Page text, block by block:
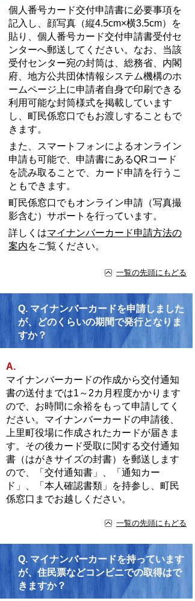
個人番号カード交付申請書に必要事項を
記入し、顔写真（縦4.5cm×横3.5cm）を
貼り、個人番号カード交付申請書受付セ
ンターへ郵送してください。なお、当該
受付センター宛の封筒は、総務省、内閣
府、地方公共団体情報システム機構のホ
ームページ上に申請者自身で印刷できる
利用可能な封筒様式を掲載しています
し、町民係窓口でもお渡しすることもで
きます。
また、スマートフォンによるオンライン
申請も可能で、申請書にあるQRコード
を読み取ることで、カード申請を行うこ
ともできます。
町民係窓口でもオンライン申請（写真撮
影含む）サポートを行っています。
詳しくはマイナンバーカード申請方法の
案内をご覧ください。
一覧の先頭にもどる
Q. マイナンバーカードを申請しました
が、どのくらいの期間で発行となりま
すか？
A.
マイナンバーカードの作成から交付通知
書の送付までは1～2カ月程度かかります
ので、お時間に余裕をもって申請してく
ださい。マイナンバーカードの申請後、
上里町役場に作成されたカードが届きま
す。その後カード受取に関する交付通知
書（はがきサイズの封書）を郵送します
ので、「交付通知書」、「通知カー
ド」、「本人確認書類」を持参し、町民
係窓口までお越しください。
一覧の先頭にもどる
Q. マイナンバーカードを持っています
が、住民票などコンビニでの取得はで
きますか？